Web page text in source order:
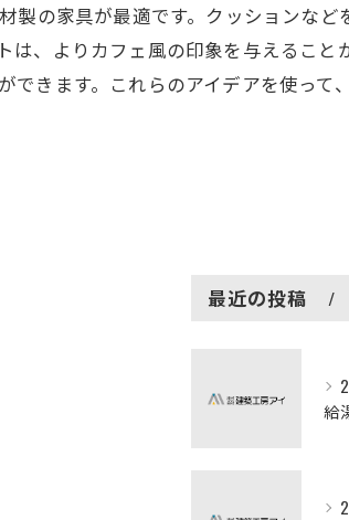
製の家具が最適です。クッションなど
、よりカフェ風の印象を与えること
きます。これらのアイデアを使って
最近の投稿